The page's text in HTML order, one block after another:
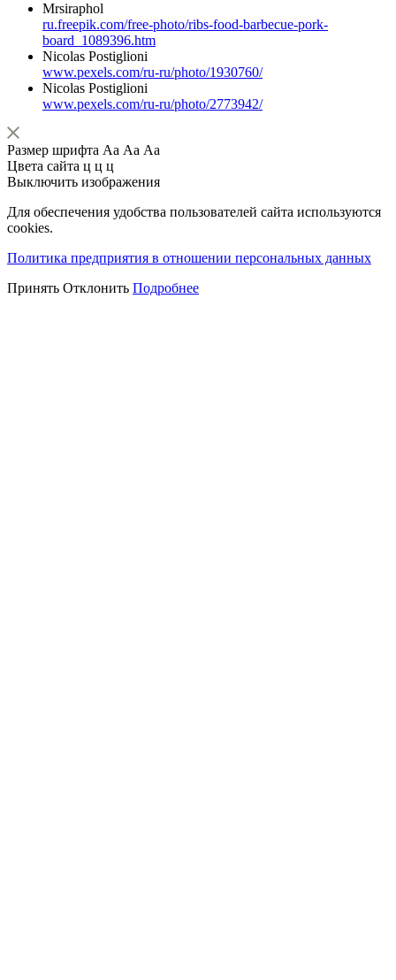
Mrsiraphol
ru.freepik.com/free-photo/ribs-food-barbecue-pork-
board_1089396.htm
Nicolas Postiglioni
www.pexels.com/ru-ru/photo/1930760/
Nicolas Postiglioni
www.pexels.com/ru-ru/photo/2773942/
Размер шрифта Аа Аа Аа
Цвета сайта ц ц ц
Выключить изображения
Для обеспечения удобства пользователей сайта используются
cookies.
Политика предприятия в отношении персональных данных
Принять Отклонить Подробнее